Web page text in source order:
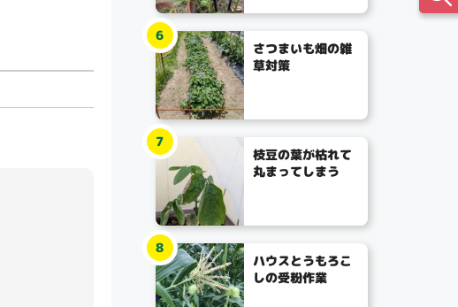
さつまいも畑の雑
草対策
6
枝豆の葉が枯れて
丸まってしまう
7
ハウスとうもろこ
しの受粉作業
8